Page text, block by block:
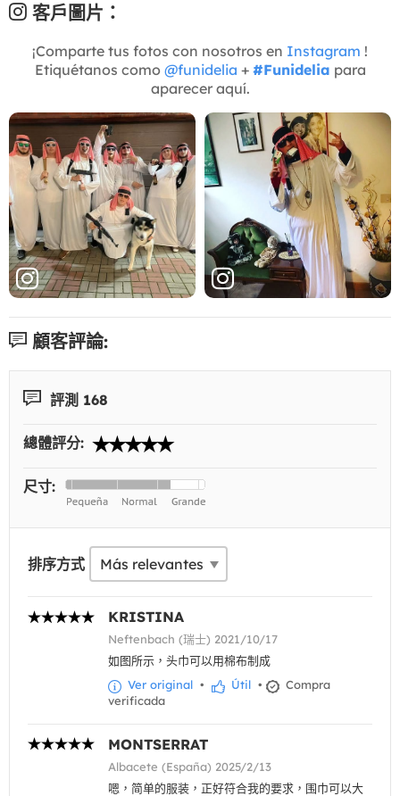
客戶圖片：
¡Comparte tus fotos con nosotros en Instagram !
Etiquétanos como @funidelia + #Funidelia para
aparecer aquí.
顧客評論:
評測 168
總體評分:
尺寸:
排序方式
KRISTINA
Neftenbach (瑞士) 2021/10/17
如图所示，头巾可以用棉布制成
Ver original • Útil •
Compra
verificada
MONTSERRAT
Albacete (España) 2025/2/13
嗯，简单的服装，正好符合我的要求，围巾可以大